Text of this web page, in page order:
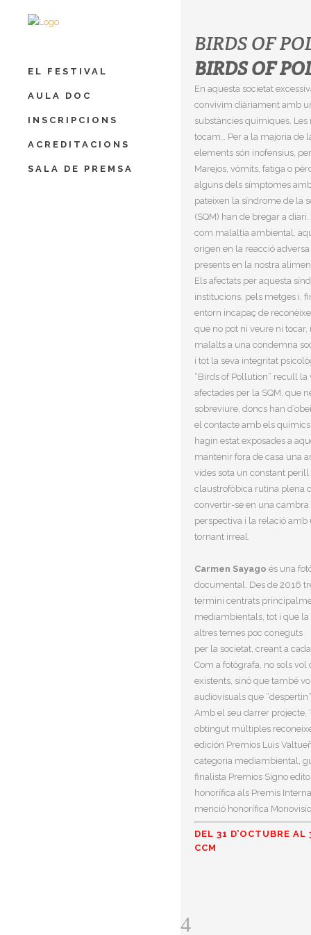
EL FESTIVAL
AULA DOC
INSCRIPCIONS
ACREDITACIONS
SALA DE PREMSA
BIRDS OF
BIRDS OF
En aquesta societat
convivim diàriament amb
substàncies químiques.
tocam… Per a la majoria de
elements són inofensius,
Marejos, vòmits, fatiga o
alguns dels símptomes
pateixen la síndrome de la
(SQM) han de bregar a
com malaltia ambiental,
origen en la reacció
presents en la nostra
Els afectats per aquesta
institucions, pels metges i,
entorn incapaç de
que no pot ni veure ni
malalts a una condemna
i tot la seva integritat
“Birds of Pollution” recull la
afectades per la SQM, que
sobreviure, doncs han
el contacte amb els
hagin estat exposades a
mantenir fora de casa una
vides sota un constant
claustrofòbica rutina plena
convertir-se en una cambra
perspectiva i la relació
tornant irreal.
Carmen Sayago és una
documental. Des de 2016
termini centrats
mediambientals, tot i que la
altres temes poc coneguts
per la societat, creant a
Com a fotògrafa, no sols
existents, sinó que també
audiovisuals que
Amb el seu darrer projecte,
obtingut múltiples
edición Premios Luis
categoria mediambiental,
finalista Premios Signo
honorífica als Premis
menció honorífica
DEL 31 D’OCTUBRE AL
CCM